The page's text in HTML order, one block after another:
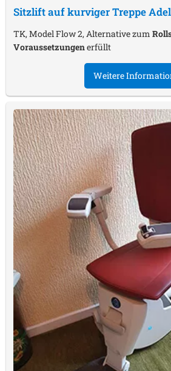
Sitzlift auf kurviger Treppe
TK, Model Flow 2, Alternative zum
Voraussetzungenerfüllt
Weitere